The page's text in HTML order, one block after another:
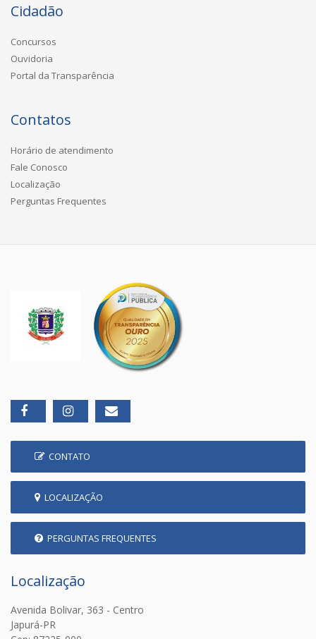
Cidadão
Concursos
Ouvidoria
Portal da Transparência
Contatos
Horário de atendimento
Fale Conosco
Localização
Perguntas Frequentes
CONTATO
LOCALIZAÇÃO
PERGUNTAS FREQUENTES
Localização
Avenida Bolivar, 363 - Centro
Japurá-PR